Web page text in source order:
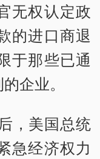
无权认定政
的进口商退
于那些已通
企业。
美国总统
急经济权力